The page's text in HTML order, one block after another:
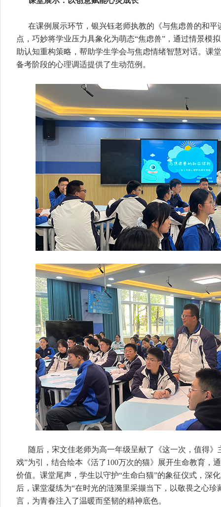
在课例展示环节，银兴钰老师执教的《与焦虑兽的和
点，巧妙将学业压力具象化为萌态“焦虑兽”，通过情景模
助认知重构策略，帮助学生学会与焦虑情绪智慧对话。课
备考阶段的心理调适提供了生动范例。
随后，宋文佳老师为高一年级呈献了《这一次，值得
戏”为引，结合绘本《活了100万次的猫》展开生命教育，
价值。课堂尾声，学生以守护“生命白猫”的象征仪式，深
后，课堂凝练为“在时光的涟漪里采撷当下，以敬畏之心珍
言，为青春注入了温暖而坚韧的精神底色。